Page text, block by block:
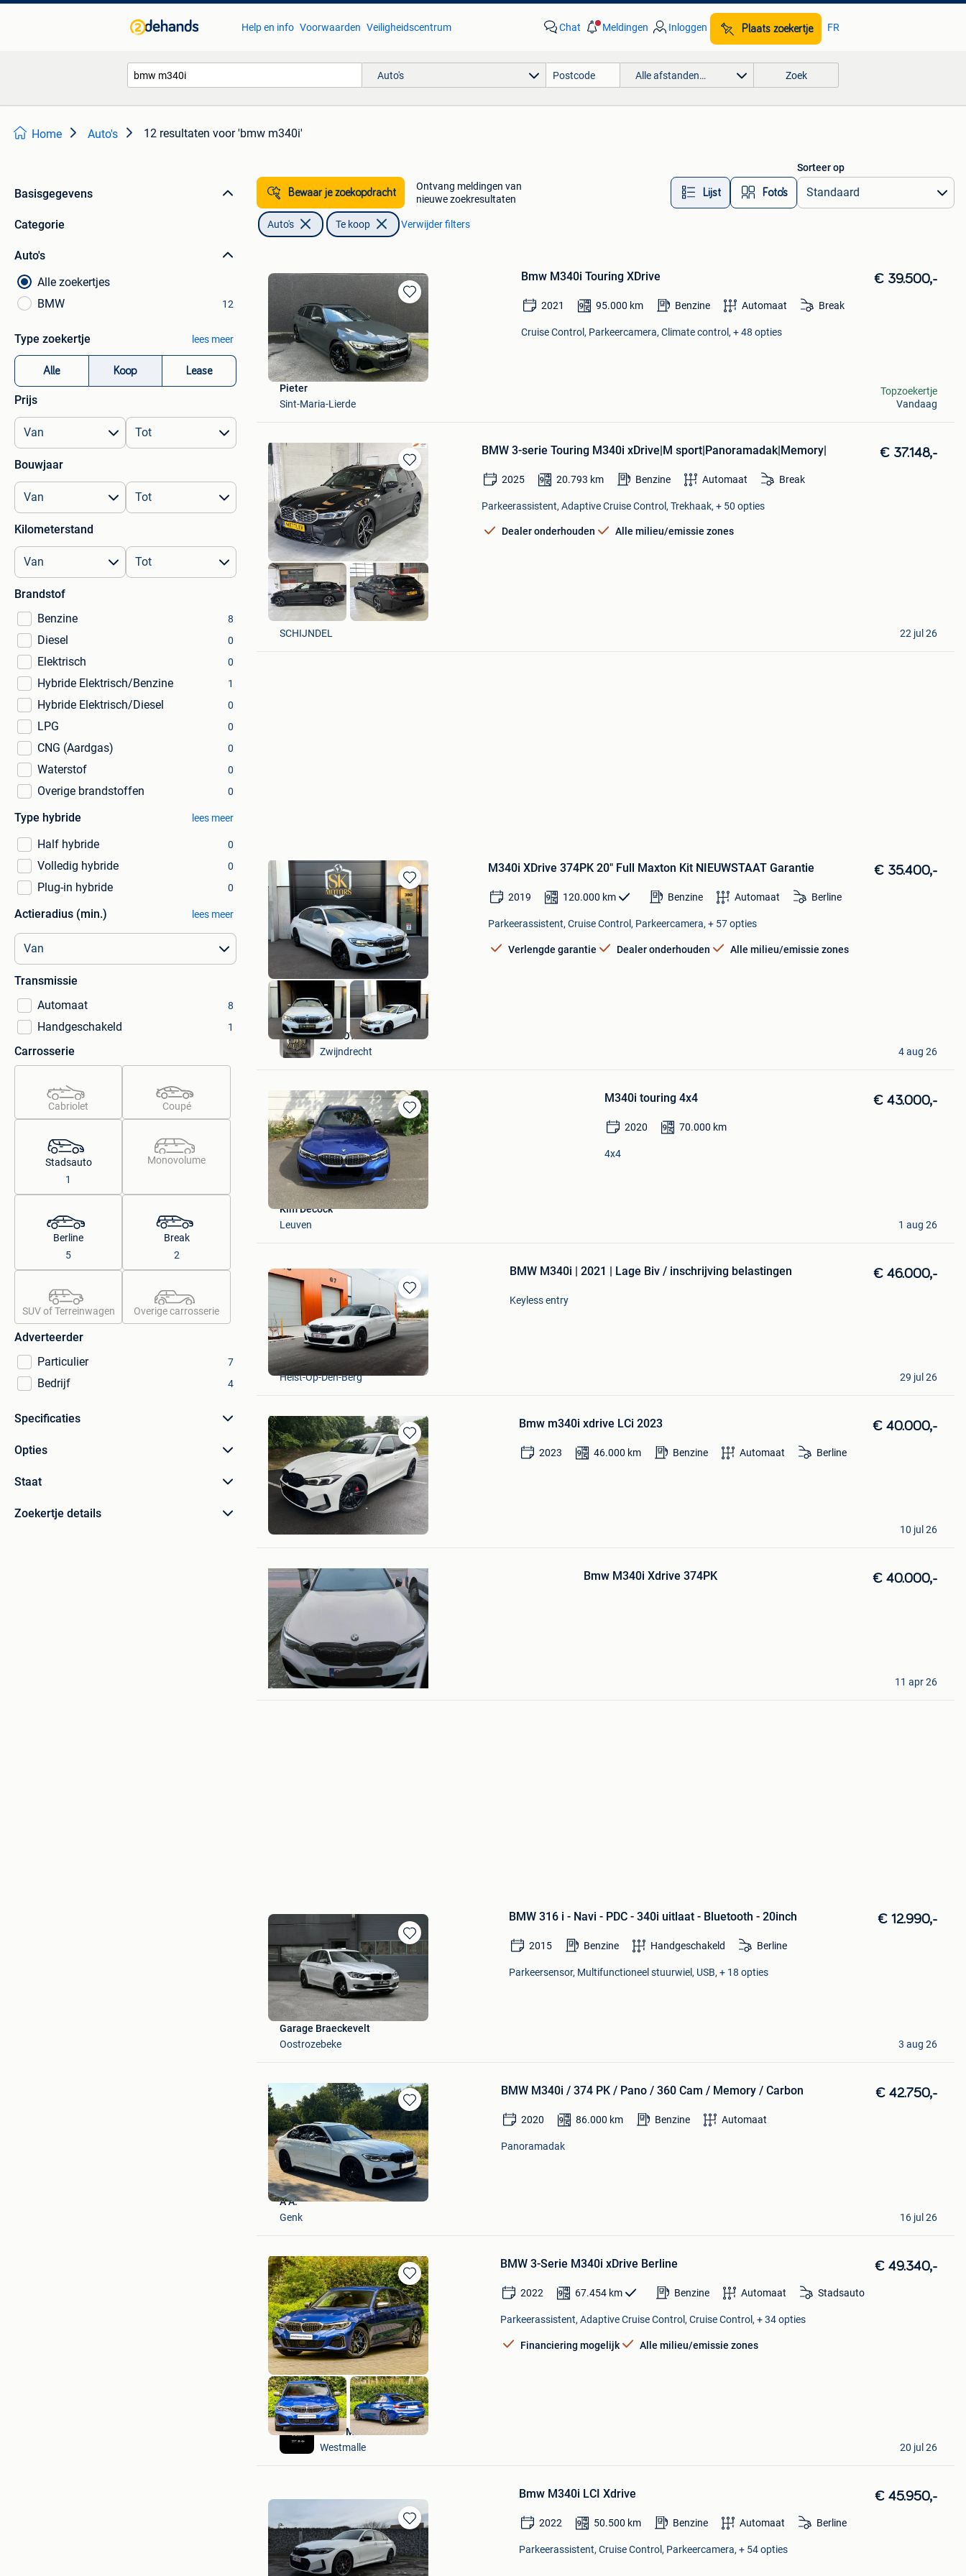
Help en info Voorwaarden Veiligheidscentrum Chat Meldingen Inloggen Plaats zoekertje FR
Auto's Alle afstanden… Zoek
Home Auto's 12 resultaten voor 'bmw m340i'
Basisgegevens
Categorie
Auto's
Alle zoekertjes
BMW
12
Type zoekertje lees meer
Alle Koop Lease
Prijs
Bouwjaar
Kilometerstand
Brandstof
Benzine
8
Diesel 0
Elektrisch 0
Hybride Elektrisch/Benzine 1
Hybride Elektrisch/Diesel 0
LPG 0
CNG (Aardgas) 0
Waterstof 0
Overige brandstoffen 0
Type hybride lees meer
Half hybride 0
Volledig hybride 0
Plug-in hybride 0
Actieradius (min.) lees meer
Transmissie
Automaat
8
Handgeschakeld 1
Carrosserie
Cabriolet Coupé
Stadsauto
1
Monovolume
Berline
5
Break
2
SUV of Terreinwagen Overige carrosserie
Adverteerder
Particulier
7
Bedrijf 4
Specificaties
Opties
Staat
Zoekertje details
Bewaar je zoekopdracht
Ontvang meldingen van
nieuwe zoekresultaten
Lijst Foto’s
Sorteer op
Auto's Te koop Verwijder filters
Bewaren
Mijn
Favorieten
Bmw M340i Touring XDrive € 39.500,-
2021 95.000 km Benzine Automaat Break
Cruise Control, Parkeercamera, Climate control, + 48 opties
Pieter
Sint-Maria-Lierde
Topzoekertje
Vandaag
Bewaren
in
Mijn
Favorieten
BMW 3-serie Touring M340i xDrive|M sport|Panoramadak|Memory| € 37.148,-
2025 20.793 km Benzine Automaat Break
Parkeerassistent, Adaptive Cruise Control, Trekhaak, + 50 opties
Dealer onderhouden Alle milieu/emissie zones
SCHIJNDEL
22 jul 26
Bewaren
in
Mijn
Favorieten
M340i XDrive 374PK 20" Full Maxton Kit NIEUWSTAAT Garantie € 35.400,-
2019 120.000 km Benzine Automaat Berline
Parkeerassistent, Cruise Control, Parkeercamera, + 57 opties
Verlengde garantie Dealer onderhouden Alle milieu/emissie zones
SK MOTORS
Zwijndrecht
4 aug 26
Bewaren
in
Favorieten
M340i touring 4x4 € 43.000,-
2020 70.000 km
4x4
Kim Decock
Leuven
1 aug 26
Bewaren
in
Mijn
Favorieten
BMW M340i | 2021 | Lage Biv / inschrijving belastingen € 46.000,-
Keyless entry
Luca
Heist-Op-Den-Berg
29 jul 26
Bewaren
in
Mijn
Favorieten
Bmw m340i xdrive LCi 2023 € 40.000,-
2023 46.000 km Benzine Automaat Berline
Lorenzo Msport
10 jul 26
Mijn
Favorieten
Bmw M340i Xdrive 374PK € 40.000,-
veronica
Kapellen
11 apr 26
Bewaren
in
Mijn
Favorieten
BMW 316 i - Navi - PDC - 340i uitlaat - Bluetooth - 20inch € 12.990,-
2015 Benzine Handgeschakeld Berline
Parkeersensor, Multifunctioneel stuurwiel, USB, + 18 opties
Garage Braeckevelt
Oostrozebeke
3 aug 26
Bewaren
in
Mijn
Favorieten
BMW M340i / 374 PK / Pano / 360 Cam / Memory / Carbon € 42.750,-
2020 86.000 km Benzine Automaat
Panoramadak
A A.
Genk
16 jul 26
Bewaren
in
Mijn
Favorieten
BMW 3-Serie M340i xDrive Berline € 49.340,-
2022 67.454 km Benzine Automaat Stadsauto
Parkeerassistent, Adaptive Cruise Control, Cruise Control, + 34 opties
Financiering mogelijk Alle milieu/emissie zones
BMW Meeusen NV
Westmalle
20 jul 26
Bewaren
in
Mijn
Favorieten
Bmw M340i LCI Xdrive € 45.950,-
2022 50.500 km Benzine Automaat Berline
Parkeerassistent, Cruise Control, Parkeercamera, + 54 opties